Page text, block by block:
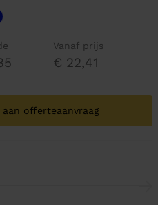
Vanaf prijs
€ 22,41
offerteaanvraag